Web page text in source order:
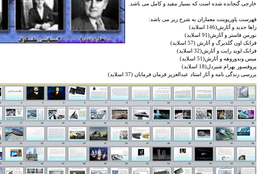
خارجی گنجانده شده است که بسیار مفید و کامل می باشد.
فهرست پاورپوینت معماران به شرح زیر می باشد:
زاها حدید و آثارش(146 اسلاید)
نورمن فاستر و آثارش(91 اسلاید)
فرانک اون گلدبرگ و آثارش (57 اسلاید)
فرانک لويد رايت و آثارش(32 اسلاید)
میس وندوروهه و آثارش(51 اسلاید)
پروفسور بهرام شیردل(18 اسلاید)
بررسی زندگی نامه و آثار استاد عبدالعزیز فرمان فرمایان (37 اسلاید)